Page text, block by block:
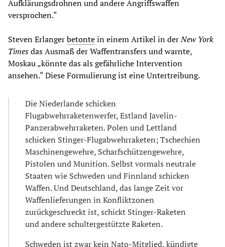
Aufklärungsdrohnen und andere Angriffswaffen
versprochen.“
Steven Erlangerbetontein einem Artikel in derNew York
Timesdas Ausmaß der Waffentransfers und warnte,
Moskau „könnte das als gefährliche Intervention
ansehen.“ Diese Formulierung ist eine Untertreibung.
Die Niederlande schicken
Flugabwehrraketenwerfer, Estland Javelin-
Panzerabwehrraketen. Polen und Lettland
schicken Stinger-Flugabwehrraketen; Tschechien
Maschinengewehre, Scharfschützengewehre,
Pistolen und Munition. Selbst vormals neutrale
Staaten wie Schweden und Finnland schicken
Waffen. Und Deutschland, das lange Zeit vor
Waffenlieferungen in Konfliktzonen
zurückgeschreckt ist, schickt Stinger-Raketen
und andere schultergestützte Raketen.
Schweden ist zwar kein Nato-Mitglied, kündigte